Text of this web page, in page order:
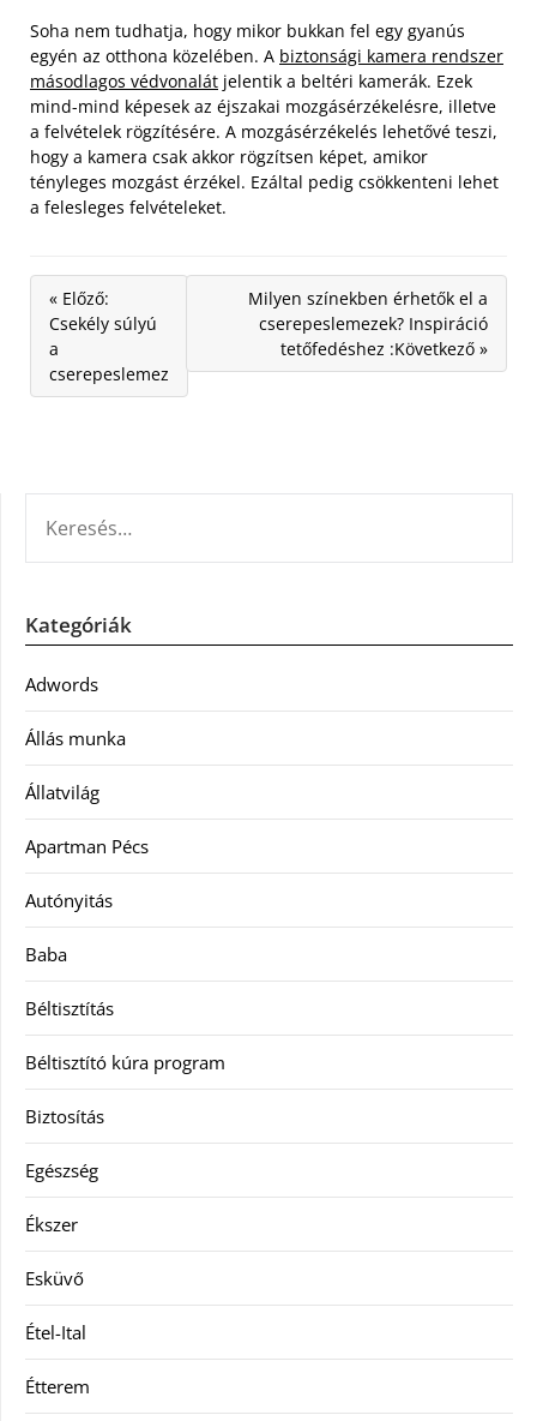
Soha nem tudhatja, hogy mikor bukkan fel egy gyanús
egyén az otthona közelében. A biztonsági kamera rendszer
másodlagos védvonalát jelentik a beltéri kamerák. Ezek
mind-mind képesek az éjszakai mozgásérzékelésre, illetve
a felvételek rögzítésére. A mozgásérzékelés lehetővé teszi,
hogy a kamera csak akkor rögzítsen képet, amikor
tényleges mozgást érzékel. Ezáltal pedig csökkenteni lehet
a felesleges felvételeket.
« Előző:
Csekély súlyú
a
cserepeslemez
Milyen színekben érhetők el a
cserepeslemezek? Inspiráció
tetőfedéshez :Következő »
Kategóriák
Adwords
Állás munka
Állatvilág
Apartman Pécs
Autónyitás
Baba
Béltisztítás
Béltisztító kúra program
Biztosítás
Egészség
Ékszer
Esküvő
Étel-Ital
Étterem